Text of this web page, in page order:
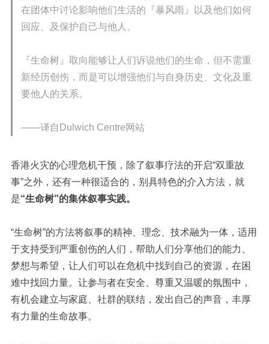
在团体中讨论影响他们生活的『暴风雨』以及他们如何
回应、及保护自己与他人。
『生命树』取向能够让人们诉说他们的生命，但不需重
新经历创伤，而是可以增强他们与自身历史、文化及重
要他人的关系。
——译自Dulwich Centre网站
香港火灾的心理危机干预，除了叙事疗法的开启“双重故
事”之外，还有一种很适合的，别具特色的介入方法，就
是“生命树”的集体叙事实践。
“生命树”的方法将叙事的精神、理念、技术融为一体，适用
于支持受到严重创伤的人们，帮助人们分享他们的能力、
梦想与希望，让人们可以在危机中找到自己的资源，在困
难中找回力量。让参与者在安全、尊重又温暖的氛围中，
有机会建立与家庭、社群的联结，发出自己的声音，丰厚
有力量的生命故事。